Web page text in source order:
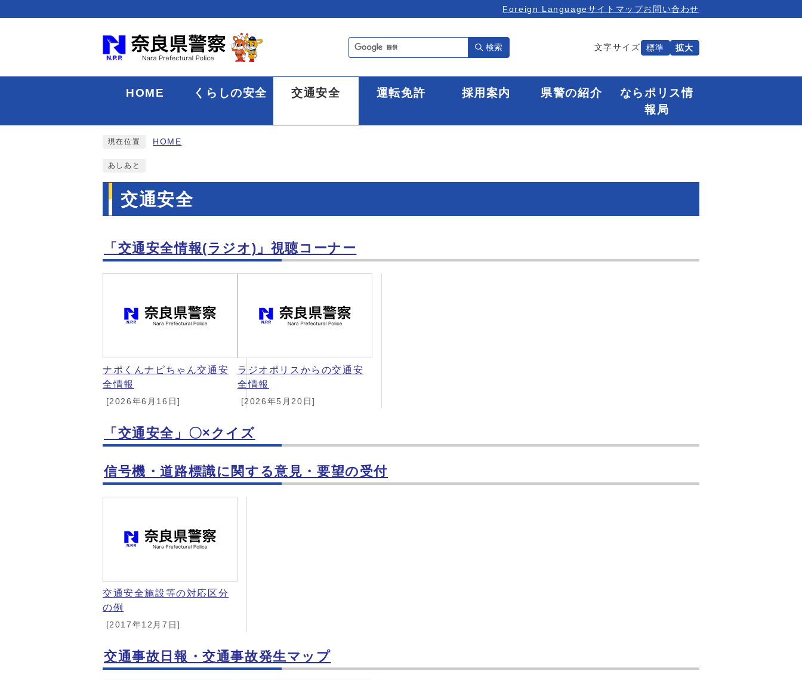
Foreign Languageサイトマップお問い合わせ
検索 文字サイズ 標準 拡大
HOME くらしの安全 交通安全 運転免許 採用案内 県警の紹介
ならポリス情
報局
現在位置 HOME
あしあと
交通安全
メインメニュー
「交通安全情報(ラジオ)」視聴コーナー
ナポくんナピちゃん交通安
全情報
[2026年6月16日]
ラジオポリスからの交通安
全情報
[2026年5月20日]
「交通安全」〇×クイズ
信号機・道路標識に関する意見・要望の受付
交通安全施設等の対応区分
の例
[2017年12月7日]
交通事故日報・交通事故発生マップ